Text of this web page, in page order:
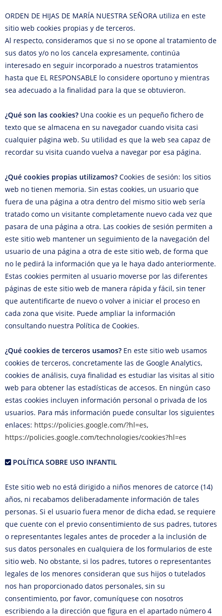
ORDEN DE HIJAS DE MARÍA NUESTRA SEÑORA utiliza en este
sitio web cookies propias y de terceros.
Al respecto, consideramos que si no se opone al tratamiento de
sus datos y/o no los cancela expresamente, continúa
interesado en seguir incorporado a nuestros tratamientos
hasta que EL RESPONSABLE lo considere oportuno y mientras
sea adecuado a la finalidad para la que se obtuvieron.
¿Qué son las cookies? Una cookie es un pequeño fichero de
texto que se almacena en su navegador cuando visita casi
cualquier página web. Su utilidad es que la web sea capaz de
recordar su visita cuando vuelva a navegar por esa página.
¿Qué cookies propias utilizamos? Cookies de sesión: los sitios
web no tienen memoria. Sin estas cookies, un usuario que
fuera de una página a otra dentro del mismo sitio web sería
tratado como un visitante completamente nuevo cada vez que
pasara de una página a otra. Las cookies de sesión permiten a
este sitio web mantener un seguimiento de la navegación del
usuario de una página a otra de este sitio web, de forma que
no le pedirá la información que ya le haya dado anteriormente.
Estas cookies permiten al usuario moverse por las diferentes
páginas de este sitio web de manera rápida y fácil, sin tener
que autentificarte de nuevo o volver a iniciar el proceso en
cada zona que visite. Puede ampliar la información
consultando nuestra Política de Cookies.
¿Qué cookies de terceros usamos? En este sitio web usamos
cookies de terceros, concretamente las de Google Analytics,
cookies de análisis, cuya finalidad es estudiar las visitas al sitio
web para obtener las estadísticas de accesos. En ningún caso
estas cookies incluyen información personal o privada de los
usuarios. Para más información puede consultar los siguientes
enlaces: https://policies.google.com/?hl=es,
https://policies.google.com/technologies/cookies?hl=es
POLÍTICA SOBRE USO INFANTIL
Este sitio web no está dirigido a niños menores de catorce (14)
años, ni recabamos deliberadamente información de tales
personas. Si el usuario fuera menor de dicha edad, se requiere
que cuente con el previo consentimiento de sus padres, tutores
o representantes legales antes de proceder a la inclusión de
sus datos personales en cualquiera de los formularios de este
sitio web. No obstante, si los padres, tutores o representantes
legales de los menores consideran que sus hijos o tutelados
nos han proporcionado datos personales, sin su
consentimiento, por favor, comuníquese con nosotros
escribiendo a la dirección que figura en el apartado número 4